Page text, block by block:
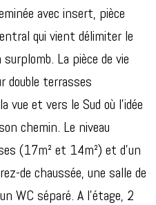
avec insert, pièce
qui vient délimiter le
La pièce de vie
double terrasses
vue et vers le Sud où l'idée
chemin. Le niveau
(17m² et 14m²) et d'un
de chaussée, une salle de
WC séparé. A l'étage, 2